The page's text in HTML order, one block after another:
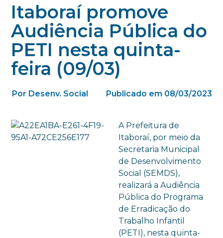
Itaboraí promove
Audiência Pública do
PETI nesta quinta-
feira (09/03)
Por Desenv. Social Publicado em 08/03/2023
A Prefeitura de
Itaboraí, por meio da
Secretaria Municipal
de Desenvolvimento
Social (SEMDS),
realizará a Audiência
Pública do Programa
de Erradicação do
Trabalho Infantil
(PETI), nesta quinta-